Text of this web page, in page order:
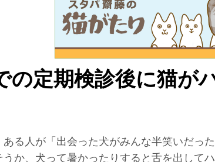
の定期検診後に猫が
る人が「出会った犬がみんな半笑いだっ
か、犬って暑かったりすると舌を出して